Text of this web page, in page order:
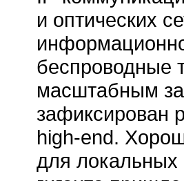
и оптических
беспроводные
масштабным
зафиксирован
high-end.
для локальных